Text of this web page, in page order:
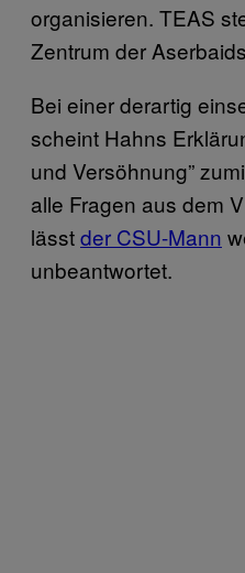
organisieren. TEAS
Zentrum der
Bei einer derartig
scheint Hahns
und Versöhnung”
alle Fragen aus dem
lässtder CSU-Mann
unbeantwortet.